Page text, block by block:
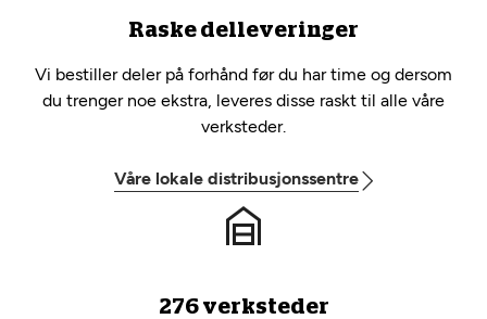
Raske delleveringer
Vi bestiller deler på forhånd før du har time og dersom
du trenger noe ekstra, leveres disse raskt til alle våre
verksteder.
Våre lokale distribusjonssentre
276 verksteder